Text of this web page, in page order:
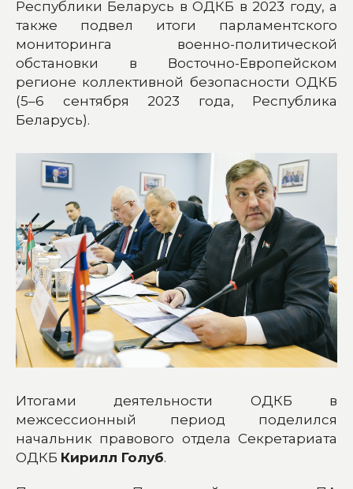
Республики Беларусь в ОДКБ в 2023 году, а
также подвел итоги парламентского
мониторинга военно-политической
обстановки в Восточно-Европейском
регионе коллективной безопасности ОДКБ
(5–6 сентября 2023 года, Республика
Беларусь).
Итогами деятельности ОДКБ в
межсессионный период поделился
начальник правового отдела Секретариата
ОДКБ Кирилл Голуб.